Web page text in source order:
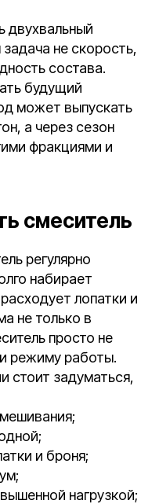
двухвальный
задача не скорость,
состава.
будущий
может выпускать
а через сезон
фракциями и
смеситель
регулярно
набирает
лопатки и
не только в
просто не
режиму работы.
стоит задуматься,
и броня;
нагрузкой;